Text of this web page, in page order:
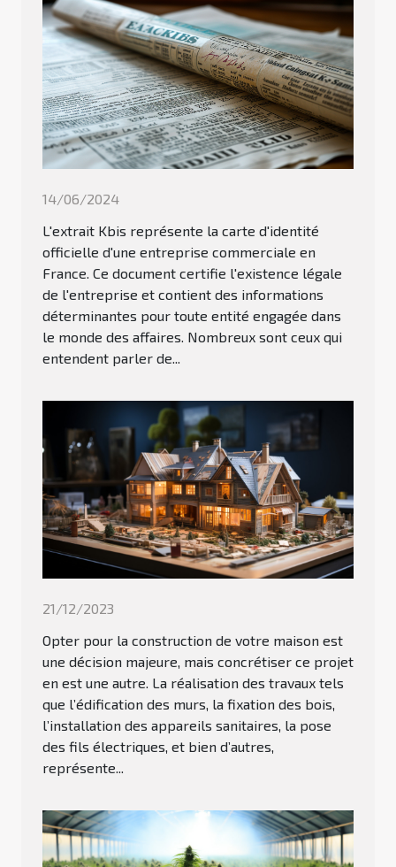
14/06/2024
L'extrait Kbis représente la carte d'identité
officielle d'une entreprise commerciale en
France. Ce document certifie l'existence légale
de l'entreprise et contient des informations
déterminantes pour toute entité engagée dans
le monde des affaires. Nombreux sont ceux qui
entendent parler de...
21/12/2023
Opter pour la construction de votre maison est
une décision majeure, mais concrétiser ce projet
en est une autre. La réalisation des travaux tels
que l’édification des murs, la fixation des bois,
l’installation des appareils sanitaires, la pose
des fils électriques, et bien d’autres,
représente...